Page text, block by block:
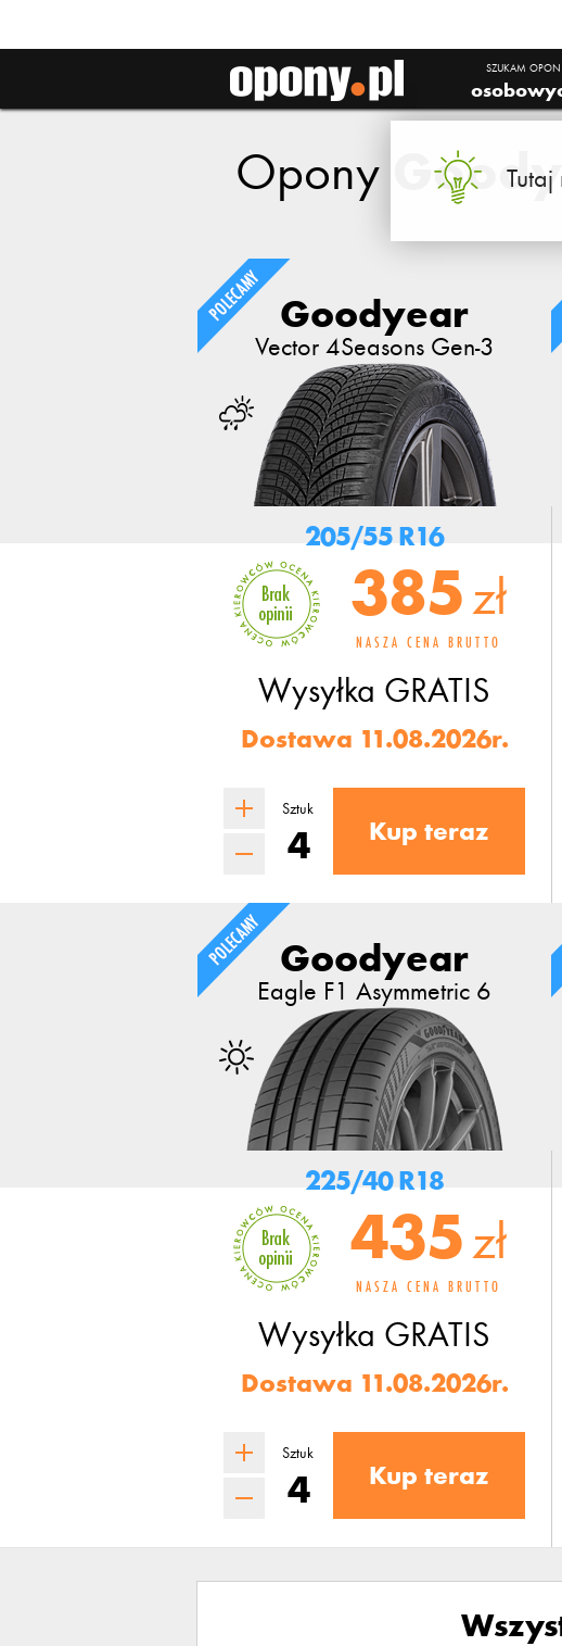
SZUKAM OPON
Opony
Goodyear
Vector 4Seasons Gen-3
205/55 R16
385zł
NASZA CENA BRUTTO
Wysyłka GRATIS
Dostawa 11.08.2026r.
Sztuk
Kup teraz
Goodyear
Eagle F1 Asymmetric 6
225/40 R18
435zł
NASZA CENA BRUTTO
Wysyłka GRATIS
Dostawa 11.08.2026r.
Sztuk
Kup teraz